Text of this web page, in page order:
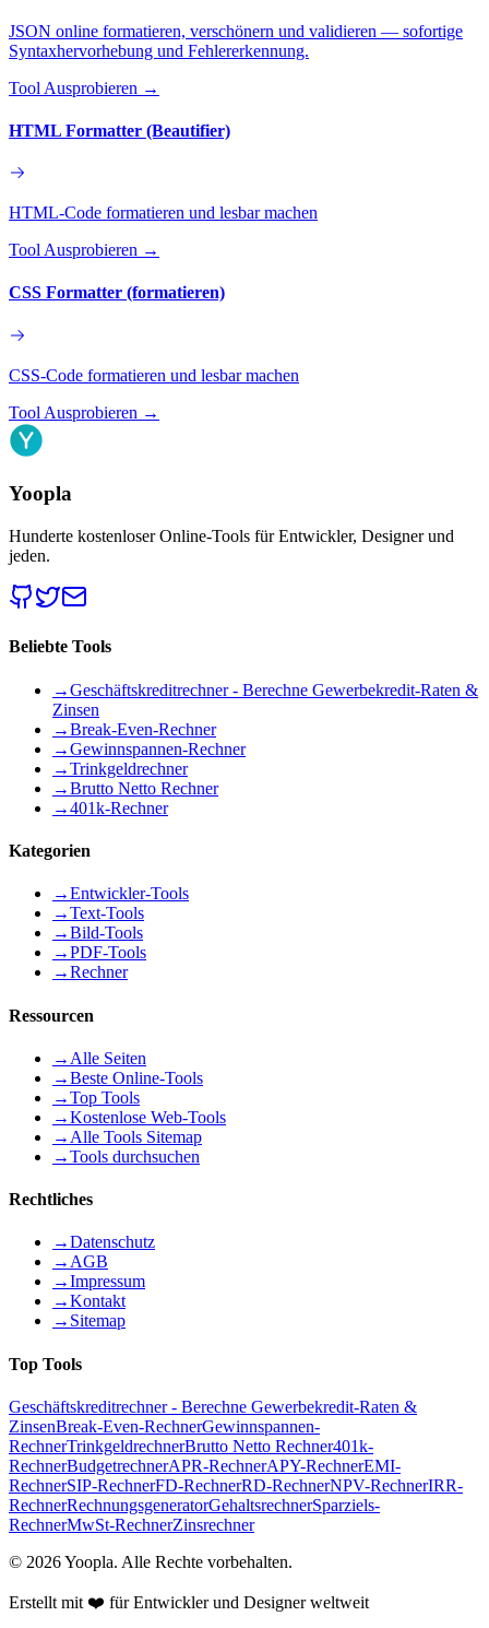
JSON online formatieren, verschönern und validieren — sofortige
Syntaxhervorhebung und Fehlererkennung.
Tool Ausprobieren →
HTML Formatter (Beautifier)
HTML-Code formatieren und lesbar machen
Tool Ausprobieren →
CSS Formatter (formatieren)
CSS-Code formatieren und lesbar machen
Tool Ausprobieren →
Yoopla
Hunderte kostenloser Online-Tools für Entwickler, Designer und
jeden.
Beliebte Tools
→Geschäftskreditrechner - Berechne Gewerbekredit-Raten &
Zinsen
→Break-Even-Rechner
→Gewinnspannen-Rechner
→Trinkgeldrechner
→Brutto Netto Rechner
→401k-Rechner
Kategorien
→Entwickler-Tools
→Text-Tools
→Bild-Tools
→PDF-Tools
→Rechner
Ressourcen
→ Alle Seiten
→Beste Online-Tools
→Top Tools
→Kostenlose Web-Tools
→ Alle Tools Sitemap
→Tools durchsuchen
Rechtliches
→Datenschutz
→ AGB
→Impressum
→Kontakt
→ Sitemap
Top Tools
Geschäftskreditrechner - Berechne Gewerbekredit-Raten &
ZinsenBreak-Even-RechnerGewinnspannen-
RechnerTrinkgeldrechnerBrutto Netto Rechner401k-
RechnerBudgetrechnerAPR-RechnerAPY-RechnerEMI-
RechnerSIP-RechnerFD-RechnerRD-RechnerNPV-RechnerIRR-
RechnerRechnungsgeneratorGehaltsrechnerSparziels-
RechnerMwSt-RechnerZinsrechner
© 2026Yoopla. Alle Rechte vorbehalten.
Erstellt mit ❤️ für Entwickler und Designer weltweit